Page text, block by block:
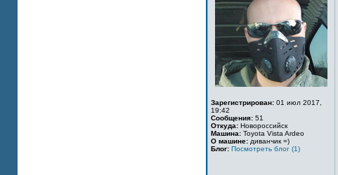
Зарегистрирован: 01 июл 2017,
19:42
Сообщения: 51
Откуда: Новороссийск
Машина: Toyota Vista Ardeo
О машине: диванчик =)
Блог: Посмотреть блог (1)